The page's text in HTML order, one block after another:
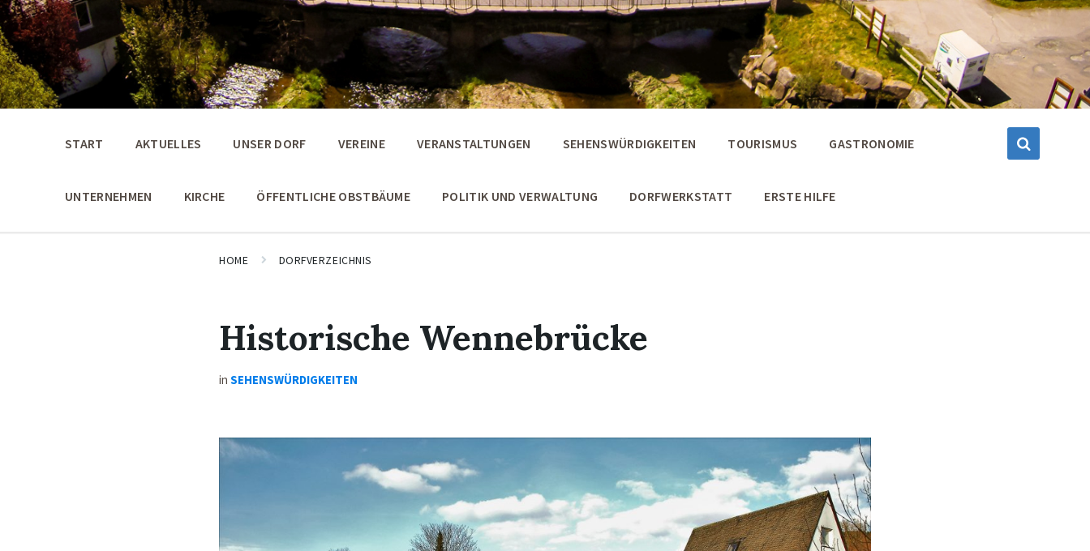
START AKTUELLES UNSER DORF VEREINE VERANSTALTUNGEN SEHENSWÜRDIGKEITEN TOURISMUS GASTRONOMIE
UNTERNEHMEN KIRCHE ÖFFENTLICHE OBSTBÄUME POLITIK UND VERWALTUNG DORFWERKSTATT ERSTE HILFE
HOME DORFVERZEICHNIS
Historische Wennebrücke
inSEHENSWÜRDIGKEITEN